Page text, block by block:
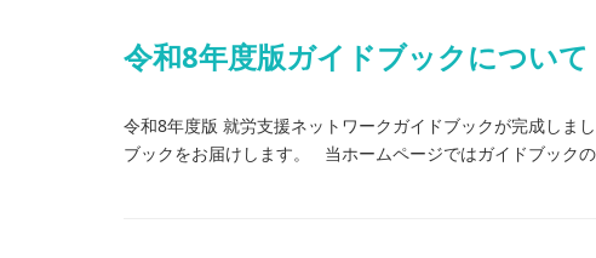
令和8年度版ガイドブックについて
令和8年度版 就労支援ネットワークガイドブックが完成しま
ブックをお届けします。 当ホームページではガイドブック